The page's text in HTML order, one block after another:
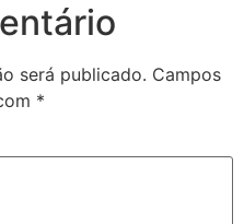
será publicado. Campos
*